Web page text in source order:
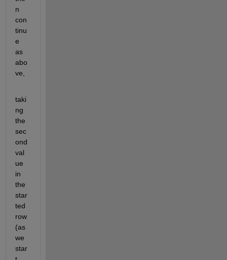
n
con
tinu
e
as
abo
ve,
taki
ng
the
sec
ond
val
ue
in
the
star
ted
row
(as
we
star